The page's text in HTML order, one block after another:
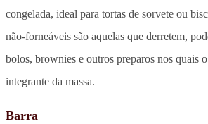
congelada, ideal para tortas de sorvete ou
não-forneáveis são aquelas que derretem,
bolos, brownies e outros preparos nos quais
integrante da massa.
Barra